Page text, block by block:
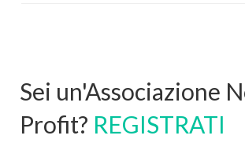
Sei un'Associazione
Profit? REGISTRATI